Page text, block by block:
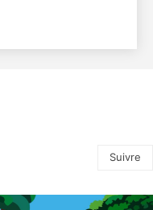
Suivre